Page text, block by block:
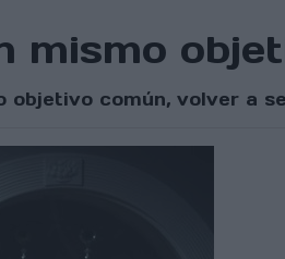
mismo
común, volver a